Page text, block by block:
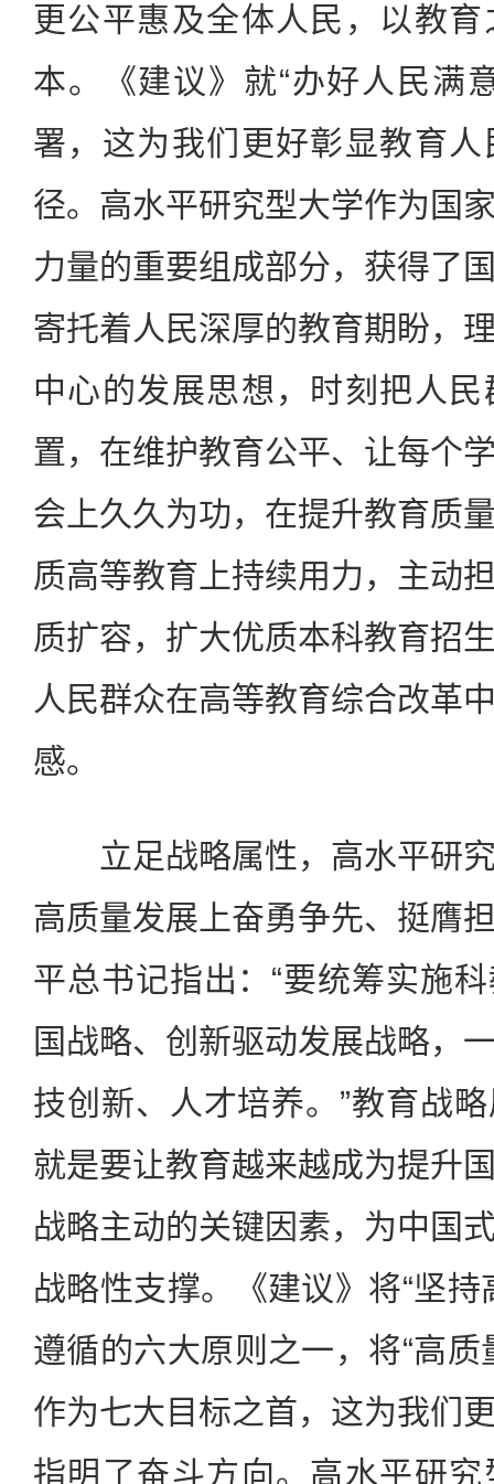
更公平惠及全体人民，以教
本。《建议》就“办好人民满
署，这为我们更好彰显教育
径。高水平研究型大学作为国
力量的重要组成部分，获得了
寄托着人民深厚的教育期盼，
中心的发展思想，时刻把人
置，在维护教育公平、让每个
会上久久为功，在提升教育质
质高等教育上持续用力，主动
质扩容，扩大优质本科教育招
人民群众在高等教育综合改革
感。
立足战略属性，高水平研究
高质量发展上奋勇争先、挺膺
平总书记指出：“要统筹实施
国战略、创新驱动发展战略，
技创新、人才培养。”教育战
就是要让教育越来越成为提升
战略主动的关键因素，为中国
战略性支撑。《建议》将“坚
遵循的六大原则之一，将“高质
作为七大目标之首，这为我们
指明了奋斗方向。高水平研